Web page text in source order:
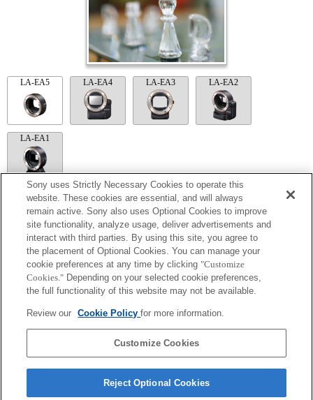
LA-EA5 LA-EA4 LA-EA3 LA-EA2
LA-EA1
No puede utilizarse el enfoque automático.
Disponible con un adaptador de monturas
El sonido de control del diafragma se graba con el micrófono interno.
Outside the A (Aperture priority), S (Shutter priority), and M (Manual) modes, the
shutter speed and the aperture can not be adjusted during the movie recording.
Si acoplas la [lente del tipo A-mount] usando un Adaptador Mount, la función de
ayuda MF no funciona automáticamente cuando giras el anillo del foco. Puedes
función [MF Assist/Ayuda MF] a cualquier tecla en las "opciones personalizadas".
El obturador táctil no funciona.
La función SteadyShot no responde cuando SteadyShot está ajustado a [Estándar].
Sony uses Strictly Necessary Cookies to operate this
website. These cookies are essential, and will always
remain active. Sony also uses Optional Cookies to improve
site functionality, analyze usage, deliver advertisements and
interact with third parties. By using this site, you agree to
the placement of Optional Cookies. You can manage your
cookie preferences at any time by clicking "Customize
Cookies." Depending on your selected cookie preferences,
the full functionality of this website may not be available.
Review our Cookie Policyfor more information.
Customize Cookies
Reject Optional Cookies